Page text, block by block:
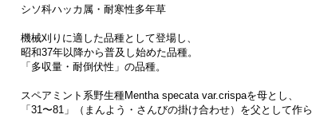
シソ科ハッカ属・耐寒性多年草
機械刈りに適した品種として登場し、
昭和37年以降から普及し始めた品種。
「多収量・耐倒伏性」の品種。
スペアミント系野生種Mentha specata var.crispaを母とし、
「31〜81」（まんよう・さんびの掛け合わせ）を父として作